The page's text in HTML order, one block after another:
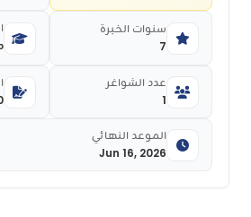
7
سنوات الخبرة
1
عدد الشواغر
Jun 16, 2026
الموعد النهائي